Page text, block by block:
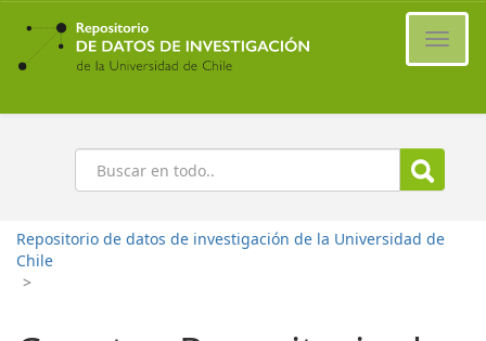
Ir
contenido
principal
Buscar
Repositorio de datos de investigación de la Universidad de
Chile
>